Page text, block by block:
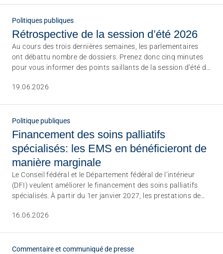
Politiques publiques
Rétrospective de la session d’été 2026
Au cours des trois dernières semaines, les parlementaires
ont débattu nombre de dossiers. Prenez donc cinq minutes
pour vous informer des points saillants de la session d’été du
19.06.2026
Politique publiques
Financement des soins palliatifs
spécialisés: les EMS en bénéficieront de
manière marginale
Le Conseil fédéral et le Département fédéral de l’intérieur
(DFI) veulent améliorer le financement des soins palliatifs
spécialisés. À partir du 1er janvier 2027, les prestations de
contributions plus élevées de l’assurance obligatoire des
sociaux (EMS), l’accès à ces nouvelles contributions restera
16.06.2026
Commentaire et communiqué de presse